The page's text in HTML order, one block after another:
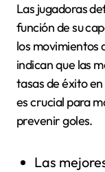
Las jugadoras
función de su
los movimientos
indican que las
tasas de éxito
es crucial para
prevenir goles.
Las